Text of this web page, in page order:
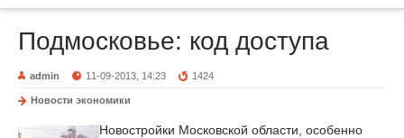
Подмосковье: код доступа
admin 11-09-2013, 14:23 1424
Новости экономики
Новостройки Московской области, особенно